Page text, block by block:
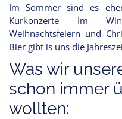
Im Sommer sind es
Kurkonzerte Im
Weihnachtsfeiern und
Bier gibt is uns die
Was wir
schon immer
wollten: